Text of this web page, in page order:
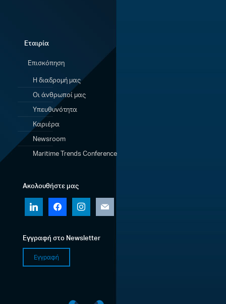
Εταιρία
Επισκόπηση
Η διαδρομή μας
Οι άνθρωποί μας
Υπευθυνότητα
Καριέρα
Newsroom
Maritime Trends Conference
Ακολουθήστε μας
linkedin
facebook instagram
Εγγραφή στο Newsletter
Εγγραφή